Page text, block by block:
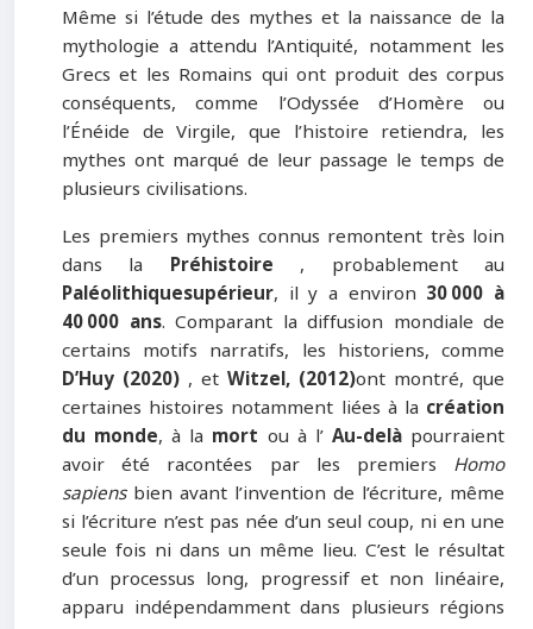
Même si l’étude des mythes et la naissance de la
mythologie a attendu l’Antiquité, notamment les
Grecs et les Romains qui ont produit des corpus
conséquents, comme l’Odyssée d’Homère ou
l’Énéide de Virgile, que l’histoire retiendra, les
mythes ont marqué de leur passage le temps de
plusieurs civilisations.
Les premiers mythes connus remontent très loin
dans la Préhistoire, probablement au
Paléolithiquesupérieur, il y a environ 30 000 à
40 000 ans. Comparant la diffusion mondiale de
certains motifs narratifs, les historiens, comme
D’Huy (2020) , et Witzel, (2012)ont montré, que
certaines histoires notamment liées à la création
du monde, à la mort ou à l’ Au-delàpourraient
avoir été racontées par les premiers Homo
sapiensbien avant l’invention de l’écriture, même
si l’écriture n’est pas née d’un seul coup, ni en une
seule fois ni dans un même lieu. C’est le résultat
d’un processus long, progressif et non linéaire,
apparu indépendamment dans plusieurs régions